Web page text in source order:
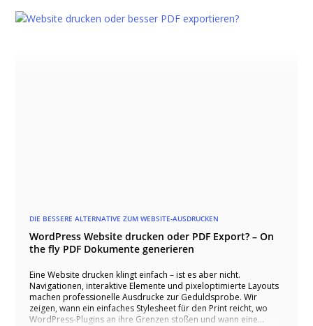
DIE BESSERE ALTERNATIVE ZUM WEBSITE-AUSDRUCKEN
WordPress Website drucken oder PDF Export? – On
the fly PDF Dokumente generieren
Eine Website drucken klingt einfach – ist es aber nicht.
Navigationen, interaktive Elemente und pixeloptimierte Layouts
machen professionelle Ausdrucke zur Geduldsprobe. Wir
zeigen, wann ein einfaches Stylesheet für den Print reicht, wo
WordPress-Plugins an ihre Grenzen stoßen und wann eine